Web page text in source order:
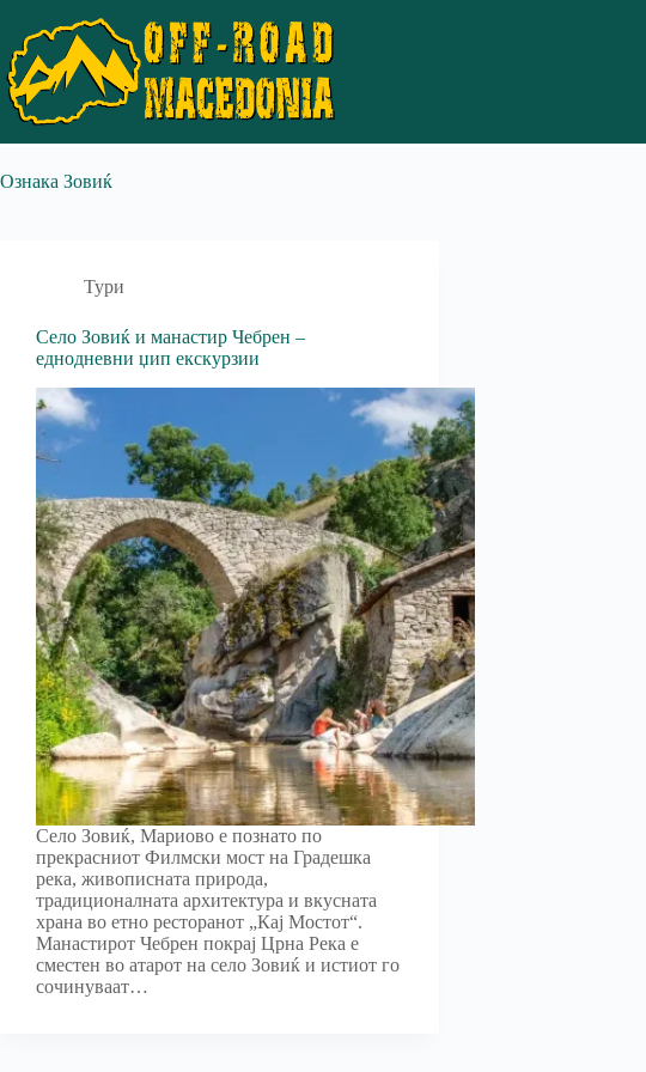
Ознака Зовиќ
Тури
Село Зовиќ и манастир Чебрен –
еднодневни џип екскурзии
Село Зовиќ, Мариово е познато по
прекрасниот Филмски мост на Градешка
река, живописната природа,
традиционалната архитектура и вкусната
храна во етно ресторанот „Кај Мостот“.
Манастирот Чебрен покрај Црна Река е
сместен во атарот на село Зовиќ и истиот го
сочинуваат…